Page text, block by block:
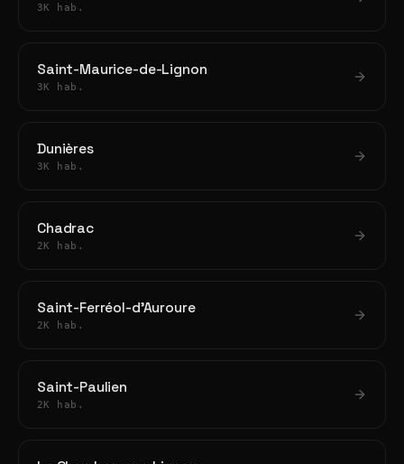
3K hab.
Saint-Maurice-de-Lignon
3K hab.
Dunières
3K hab.
Chadrac
2K hab.
Saint-Ferréol-d'Auroure
2K hab.
Saint-Paulien
2K hab.